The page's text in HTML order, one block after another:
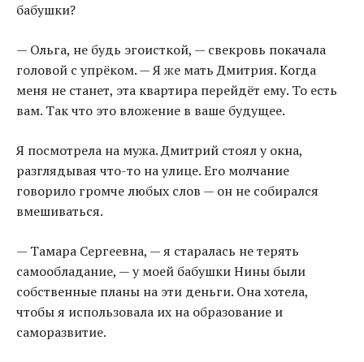
бабушки?
— Ольга, не будь эгоисткой, — свекровь покачала
головой с упрёком. — Я же мать Дмитрия. Когда
меня не станет, эта квартира перейдёт ему. То есть
вам. Так что это вложение в ваше будущее.
Я посмотрела на мужа. Дмитрий стоял у окна,
разглядывая что-то на улице. Его молчание
говорило громче любых слов — он не собирался
вмешиваться.
— Тамара Сергеевна, — я старалась не терять
самообладание, — у моей бабушки Нины были
собственные планы на эти деньги. Она хотела,
чтобы я использовала их на образование и
саморазвитие.